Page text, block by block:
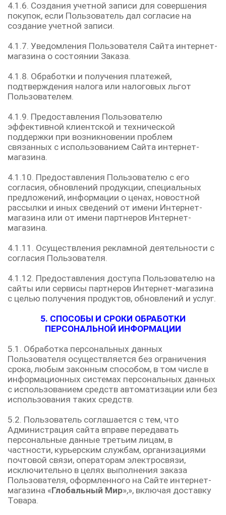
4.1.6. Создания учетной записи для совершения
покупок, если Пользователь дал согласие на
создание учетной записи.
4.1.7. Уведомления Пользователя Сайта интернет-
магазина о состоянии Заказа.
4.1.8. Обработки и получения платежей,
подтверждения налога или налоговых льгот
Пользователем.
4.1.9. Предоставления Пользователю
эффективной клиентской и технической
поддержки при возникновении проблем
связанных с использованием Сайта интернет-
магазина.
4.1.10. Предоставления Пользователю с его
согласия, обновлений продукции, специальных
предложений, информации о ценах, новостной
рассылки и иных сведений от имени Интернет-
магазина или от имени партнеров Интернет-
магазина.
4.1.11. Осуществления рекламной деятельности с
согласия Пользователя.
4.1.12. Предоставления доступа Пользователю на
сайты или сервисы партнеров Интернет-магазина
с целью получения продуктов, обновлений и услуг.
5. СПОСОБЫ И СРОКИ ОБРАБОТКИ
ПЕРСОНАЛЬНОЙ ИНФОРМАЦИИ
5.1. Обработка персональных данных
Пользователя осуществляется без ограничения
срока, любым законным способом, в том числе в
информационных системах персональных данных
с использованием средств автоматизации или без
использования таких средств.
5.2. Пользователь соглашается с тем, что
Администрация сайта вправе передавать
персональные данные третьим лицам, в
частности, курьерским службам, организациями
почтовой связи, операторам электросвязи,
исключительно в целях выполнения заказа
Пользователя, оформленного на Сайте интернет-
магазина «Глобальный Мир»,», включая доставку
Товара.